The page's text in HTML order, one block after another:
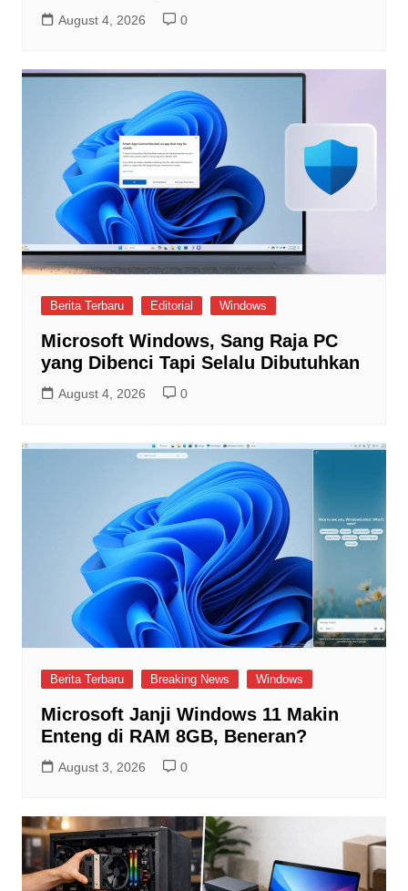
August 4, 2026 0
Berita Terbaru Editorial Windows
Microsoft Windows, Sang Raja PC
yang Dibenci Tapi Selalu Dibutuhkan
August 4, 2026 0
Berita Terbaru Breaking News Windows
Microsoft Janji Windows 11 Makin
Enteng di RAM 8GB, Beneran?
August 3, 2026 0